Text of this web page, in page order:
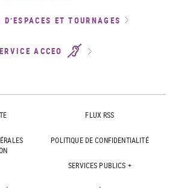
ET TOURNAGES
ACCEO
FLUX RSS
POLITIQUE DE CONFIDENTIALITÉ
SERVICES PUBLICS +